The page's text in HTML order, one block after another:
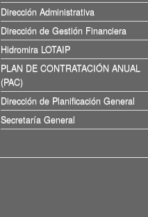
Dirección Administrativa
Dirección de Gestión Financiera
Hidromira LOTAIP
PLAN DE CONTRATACIÓN ANUAL
(PAC)
Dirección de Planificación General
Secretaría General